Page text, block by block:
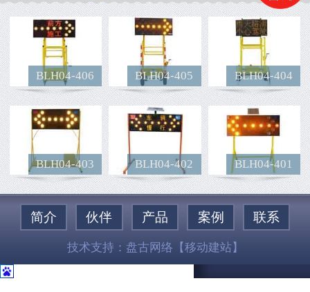
BLH04-406 BLH04-405 BLH04-404
BLH04-403 BLH04-402 BLH04-401
简介 伙伴 产品 案例 联系
技术支持： 盘古网络 【移动建站】